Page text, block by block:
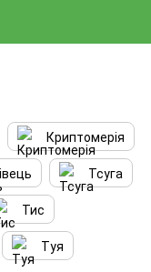
Криптомерія
Тсуга
Тис
Туя